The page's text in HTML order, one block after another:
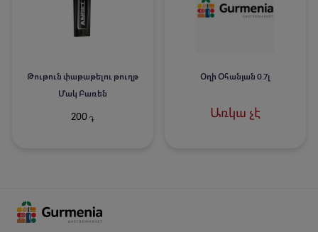
Թութուն փաթաթելու թուղթ
Մակ Բառեն
200 ֏
Օղի Օհանյան 0.7լ
Առկա չէ